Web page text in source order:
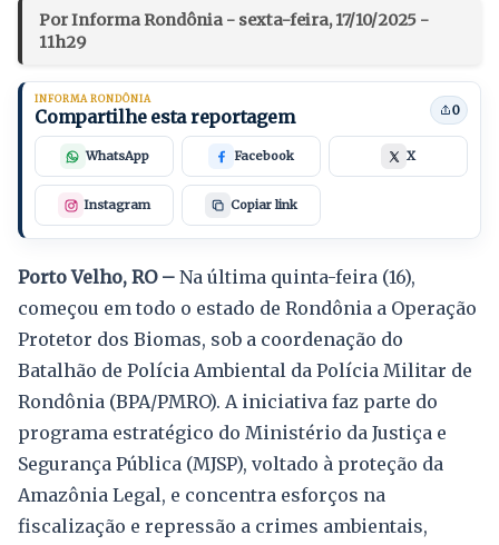
Por Informa Rondônia - sexta-feira, 17/10/2025 -
11h29
INFORMA RONDÔNIA
Compartilhe esta reportagem 0
WhatsApp Facebook X
Instagram Copiar link
Porto Velho, RO – Na última quinta-feira (16),
começou em todo o estado de Rondônia a Operação
Protetor dos Biomas, sob a coordenação do
Batalhão de Polícia Ambiental da Polícia Militar de
Rondônia (BPA/PMRO). A iniciativa faz parte do
programa estratégico do Ministério da Justiça e
Segurança Pública (MJSP), voltado à proteção da
Amazônia Legal, e concentra esforços na
fiscalização e repressão a crimes ambientais,